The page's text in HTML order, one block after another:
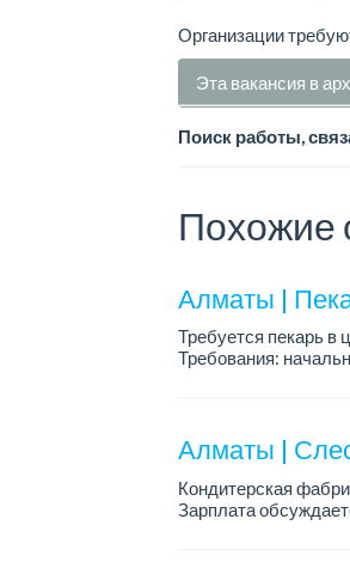
Организации
Эта вакансия в
Поиск работы,
Похожие
Алматы |
Требуется пекарь в
Требования:
Алматы |
Кондитерская
Зарплата